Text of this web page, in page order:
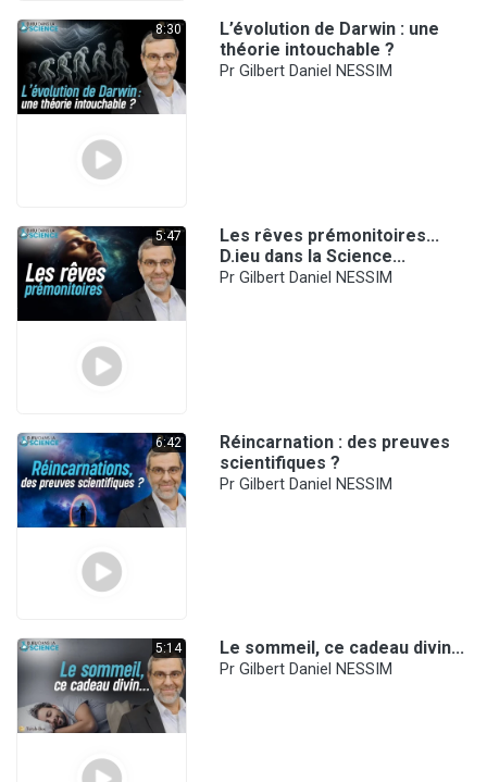
8:30
L’évolution de Darwin : une
théorie intouchable ?
Pr Gilbert Daniel NESSIM
5:47
Les rêves prémonitoires...
D.ieu dans la Science...
Pr Gilbert Daniel NESSIM
6:42
Réincarnation : des preuves
scientifiques ?
Pr Gilbert Daniel NESSIM
5:14 Le sommeil, ce cadeau divin...
Pr Gilbert Daniel NESSIM